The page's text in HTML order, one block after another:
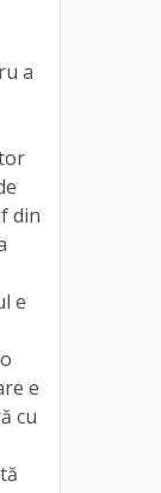
a
din
e
e
cu